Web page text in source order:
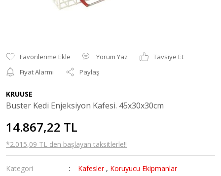
Yorum Yaz
Tavsiye Et
Fiyat Alarmı
Paylaş
KRUUSE
Buster Kedi Enjeksiyon Kafesi. 45x30x30cm
14.867,22 TL
*2.015,09 TL den başlayan taksitlerle!!
Kategori Kafesler , Koruyucu Ekipmanlar